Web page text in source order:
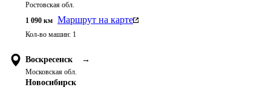
Ростовская обл.
1 090 км Маршрут на карте
Кол-во машин: 1
Воскресенск →
Московская обл.
Новосибирск